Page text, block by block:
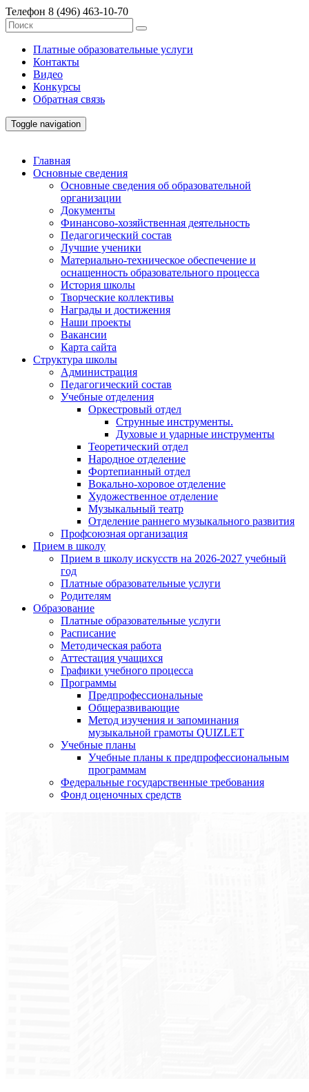
Телефон 8 (496) 463-10-70
Платные образовательные услуги
Контакты
Видео
Конкурсы
Обратная связь
Toggle navigation
Главная
Основные сведения
Основные сведения об образовательной
организации
Документы
Финансово-хозяйственная деятельность
Педагогический состав
Лучшие ученики
Материально-техническое обеспечение и
оснащенность образовательного процесса
История школы
Творческие коллективы
Награды и достижения
Наши проекты
Вакансии
Карта сайта
Структура школы
Администрация
Педагогический состав
Учебные отделения
Оркестровый отдел
Струнные инструменты.
Духовые и ударные инструменты
Теоретический отдел
Народное отделение
Фортепианный отдел
Вокально-хоровое отделение
Художественное отделение
Музыкальный театр
Отделение раннего музыкального развития
Профсоюзная организация
Прием в школу
Прием в школу искусств на 2026-2027 учебный
год
Платные образовательные услуги
Родителям
Образование
Платные образовательные услуги
Расписание
Методическая работа
Аттестация учащихся
Графики учебного процесса
Программы
Предпрофессиональные
Общеразвивающие
Метод изучения и запоминания
музыкальной грамоты QUIZLET
Учебные планы
Учебные планы к предпрофессиональным
программам
Федеральные государственные требования
Фонд оценочных средств